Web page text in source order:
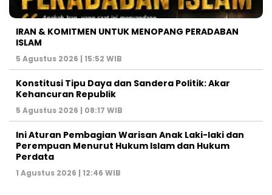
IRAN & KOMITMEN UNTUK MENOPANG PERADABAN
ISLAM
5 Agustus 2026 | 15:52 WIB
Konstitusi Tipu Daya dan Sandera Politik: Akar
Kehancuran Republik
5 Agustus 2026 | 08:17 WIB
Ini Aturan Pembagian Warisan Anak Laki-laki dan
Perempuan Menurut Hukum Islam dan Hukum
Perdata
1 Agustus 2026 | 12:46 WIB